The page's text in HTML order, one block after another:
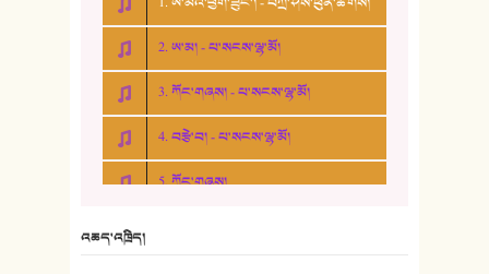
2. ཨ་མ། - པ་སངས་ལྷ་མོ།
3. ཀོང་གཞས། - པ་སངས་ལྷ་མོ།
4. བརྩེ་བ། - པ་སངས་ལྷ་མོ།
5. ཀོང་གཞས།
འཆད་འཁྲིད།